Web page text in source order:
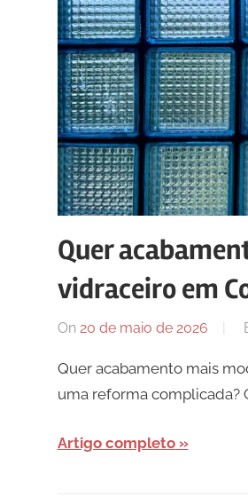
manter
canais
de
comunicação
ativos
com
os
seus
vários
púbicos.
Quer
vidraceiro em
On 20 de maio de 2026
Quer acabamento mais
uma reforma complicada?
Artigo completo